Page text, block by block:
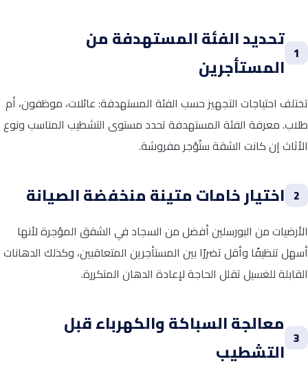
1 تحديد الفئة المستهدفة من
المستأجرين
تختلف احتياجات التجهيز حسب الفئة المستهدفة: عائلات، موظفون، أم
طلاب. معرفة الفئة المستهدفة تحدد مستوى التشطيب المناسب ونوع
الأثاث إن كانت الشقة ستُؤجر مفروشة.
2 اختيار خامات متينة منخفضة الصيانة
الأرضيات من البورسلين أفضل من السجاد في الشقق المؤجرة لأنها
أسهل تنظيفًا وأقل تضررًا بين المستأجرين المتعاقبين، وكذلك الدهانات
القابلة للغسيل تقلل الحاجة لإعادة الدهان المتكررة.
3 معالجة السباكة والكهرباء قبل
التشطيب